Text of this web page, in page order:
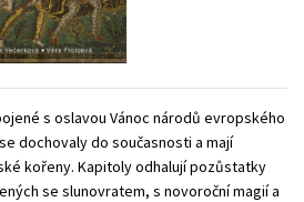
literatura
s oslavou Vánoc národů evropského
dochovaly do současnosti a mají
kořeny. Kapitoly odhalují pozůstatky
se slunovratem, s novoroční magií a